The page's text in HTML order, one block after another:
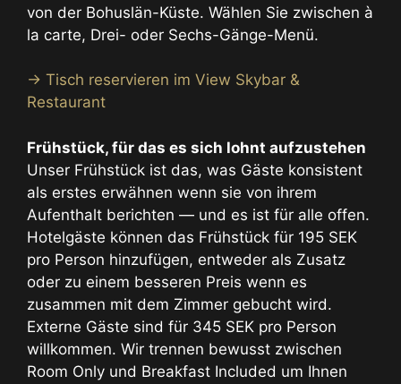
von der Bohuslän-Küste. Wählen Sie zwischen à
la carte, Drei- oder Sechs-Gänge-Menü.
→ Tisch reservieren im View Skybar &
Restaurant
Frühstück, für das es sich lohnt aufzustehen
Unser Frühstück ist das, was Gäste konsistent
als erstes erwähnen wenn sie von ihrem
Aufenthalt berichten — und es ist für alle offen.
Hotelgäste können das Frühstück für 195 SEK
pro Person hinzufügen, entweder als Zusatz
oder zu einem besseren Preis wenn es
zusammen mit dem Zimmer gebucht wird.
Externe Gäste sind für 345 SEK pro Person
willkommen. Wir trennen bewusst zwischen
Room Only und Breakfast Included um Ihnen